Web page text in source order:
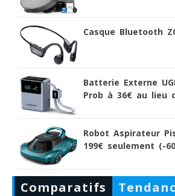
Casque Bluetooth
Batterie Externe
Prob à 36€ au lieu
Robot Aspirateur
199€ seulement (-
Comparatifs